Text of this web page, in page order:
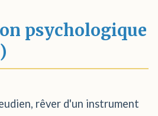
psychologique
rêver d'un instrument